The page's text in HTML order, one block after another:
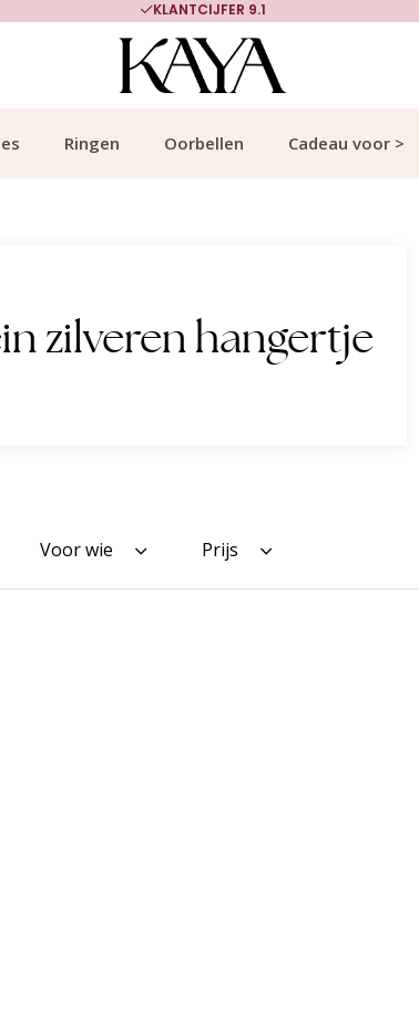
KLANTCIJFER 9.1
Ringen Oorbellen Cadeau voor >
zilveren hangertje
Voor wie Prijs